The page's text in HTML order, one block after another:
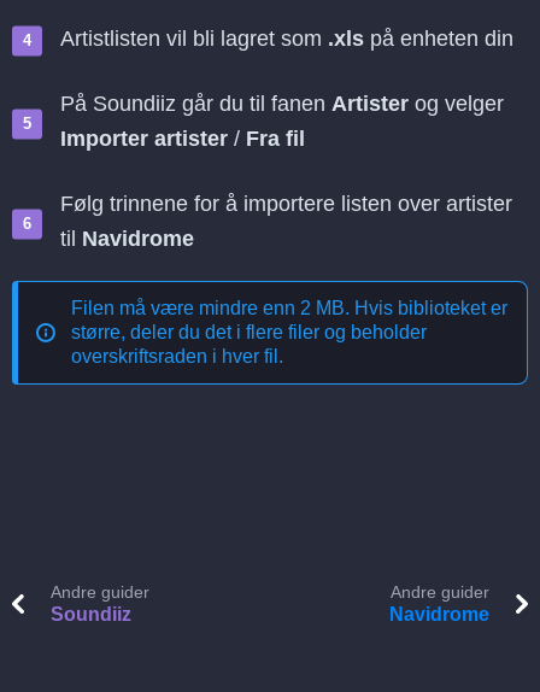
Artistlisten vil bli lagret som .xls på enheten din
På Soundiiz går du til fanen Artister og velger
Importer artister / Fra fil
Følg trinnene for å importere listen over artister
til Navidrome
Filen må være mindre enn 2 MB. Hvis biblioteket er
større, deler du det i flere filer og beholder
overskriftsraden i hver fil.
Andre guider
Soundiiz
Andre guider
Navidrome